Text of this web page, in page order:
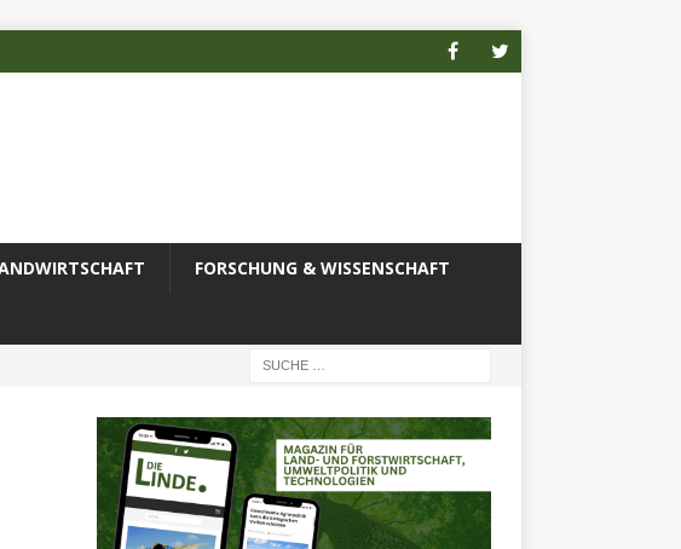
FORSCHUNG & WISSENSCHAFT